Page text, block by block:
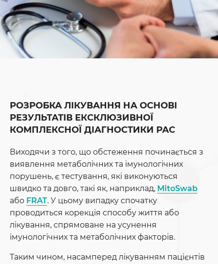
РОЗРОБКА ЛІКУВАННЯ НА ОСНОВІ
РЕЗУЛЬТАТІВ ЕКСКЛЮЗИВНОЇ
КОМПЛЕКСНОЇ ДІАГНОСТИКИ РАС
Виходячи з того, що обстеження починається з
виявлення метаболічних та імунологічних
порушень, є тестування, які виконуються
швидко та довго, такі як, наприклад, MitoSwab
або FRAT. У цьому випадку спочатку
проводиться корекція способу життя або
лікування, спрямоване на усунення
імунологічних та метаболічних факторів.
Таким чином, насамперед лікуванням пацієнтів